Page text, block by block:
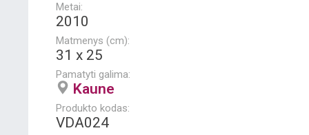
Metai:
2010
Matmenys (cm):
31 x 25
Pamatyti galima:
Kaune
Produkto kodas:
VDA024